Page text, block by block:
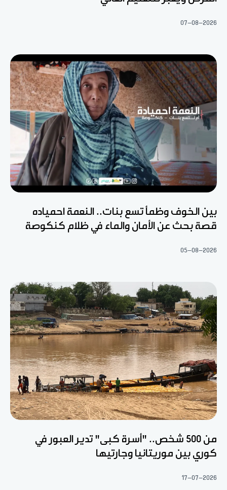
07-08-2026
بين الخوف وظمأ تسع بنات.. النعمة احمياده
قصة بحث عن الأمان والماء في ظلام كنكوصة
05-08-2026
من 500 شخص.. "أسرة كبى" تدير العبور في
كوري بين موريتانيا وجارتيها
17-07-2026